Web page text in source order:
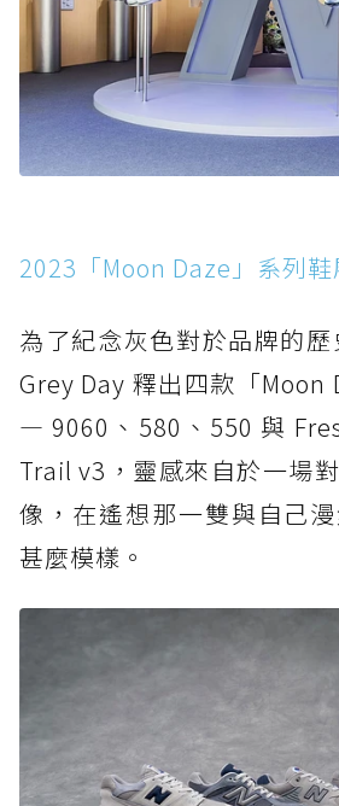
2023「Moon Daze」系列鞋
為了紀念灰色對於品牌的
Grey Day 釋出四款「Moon
— 9060、580、550 與
Trail v3，靈感來自於一場
像，在遙想那一雙與自己
甚麼模樣。